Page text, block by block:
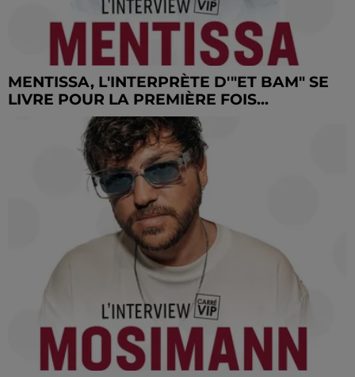
MENTISSA, L'INTERPRÈTE D'"ET BAM" SE
LIVRE POUR LA PREMIÈRE FOIS...